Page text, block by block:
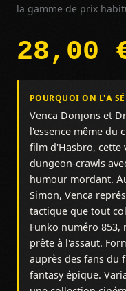
la gamme de prix
28,00
POURQUOI ON L'A
Venca Donjons et
l'essence même du
film d'Hasbro, cette
dungeon-crawls
humour mordant.
Simon, Venca
tactique que tout
Funko numéro 853,
prête à l'assaut.
auprès des fans du
fantasy épique.